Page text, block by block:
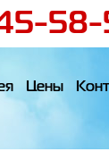
58-
Цены